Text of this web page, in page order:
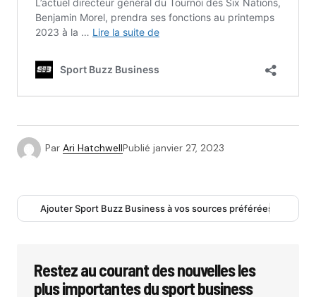
Par Ari HatchwellPublié janvier 27, 2023
Ajouter Sport Buzz Business à vos sources préférées
Restez au courant des nouvelles les
plus importantes du sport business